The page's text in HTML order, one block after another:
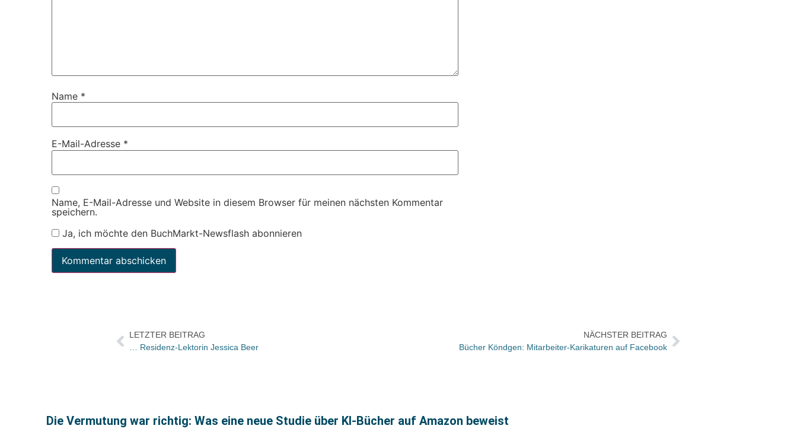
Name *
E-Mail-Adresse *
Name, E-Mail-Adresse und Website in diesem Browser für meinen nächsten Kommentar
speichern.
Ja, ich möchte den BuchMarkt-Newsflash abonnieren
LETZTER BEITRAG
… Residenz-Lektorin Jessica Beer
NÄCHSTER BEITRAG
Bücher Köndgen: Mitarbeiter-Karikaturen auf Facebook
Die Vermutung war richtig: Was eine neue Studie über KI-Bücher auf Amazon beweist